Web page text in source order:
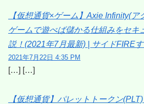
【仮想通貨×ゲーム】Axie Infinity(ア
ゲームで遊べば儲かる仕組みをセキ
説！(2021年7月最新) | サイドFIRE
2021年7月22日 4:35 PM
[…] […]
【仮想通貨】パレットトークン